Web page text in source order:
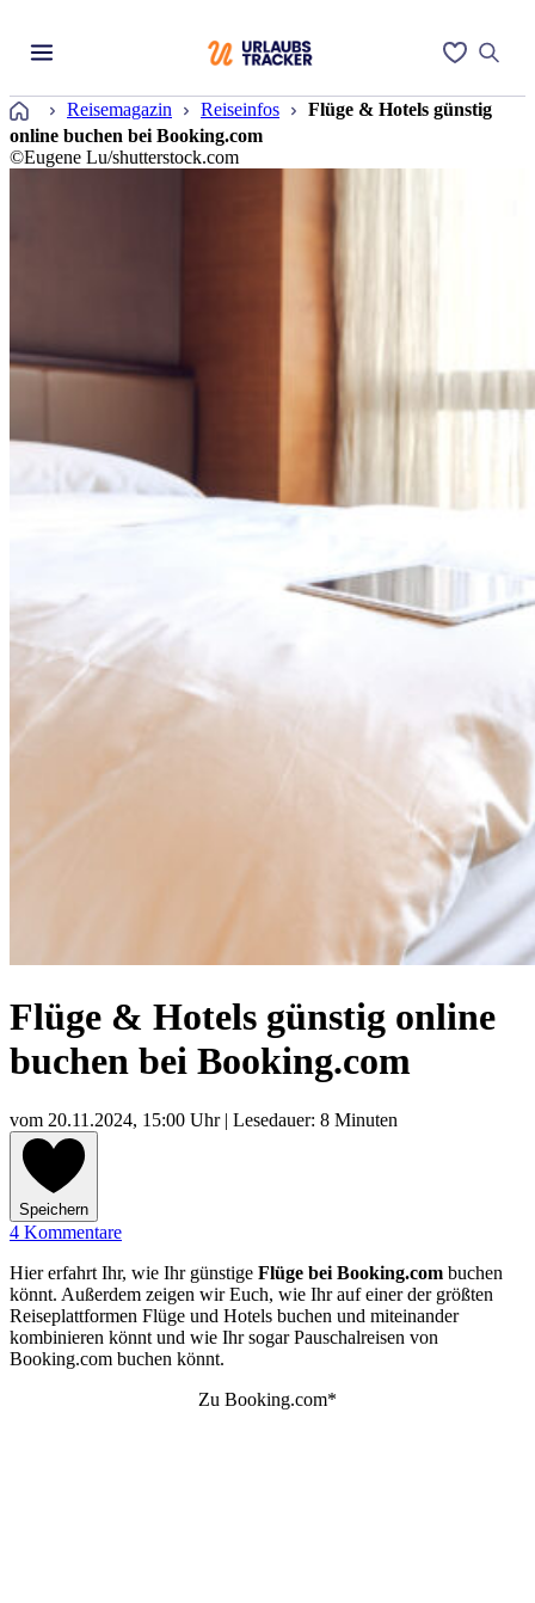
Startseite
Reisemagazin Reiseinfos
Flüge & Hotels günstig
online buchen bei Booking.com
©Eugene Lu/shutterstock.com
Flüge & Hotels günstig online
buchen bei Booking.com
vom 20.11.2024, 15:00 Uhr| Lesedauer: 8 Minuten
Speichern
4 Kommentare
Hier erfahrt Ihr, wie Ihr günstige Flüge bei Booking.com buchen
könnt. Außerdem zeigen wir Euch, wie Ihr auf einer der größten
Reiseplattformen Flüge und Hotels buchen und miteinander
kombinieren könnt und wie Ihr sogar Pauschalreisen von
Booking.com buchen könnt.
Zu Booking.com*